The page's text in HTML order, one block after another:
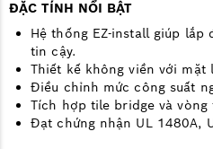
ĐẶC TÍNH NỔI BẬT
Hệ thống EZ-install giúp lắp
tin cậy.
Thiết kế không viền với mặt
Điều chỉnh mức công suất
Tích hợp tile bridge và
Đạt chứng nhận UL 1480A,